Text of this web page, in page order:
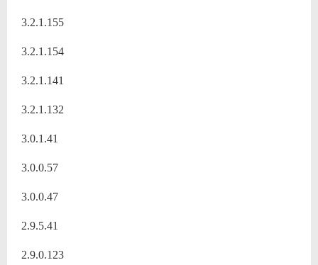
3.2.1.155
3.2.1.154
3.2.1.141
3.2.1.132
3.0.1.41
3.0.0.57
3.0.0.47
2.9.5.41
2.9.0.123